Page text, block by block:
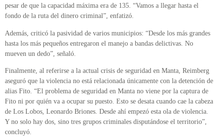
pesar de que la capacidad máxima era de 135. “Vamos a llegar hasta el
fondo de la ruta del dinero criminal”, enfatizó.
Además, criticó la pasividad de varios municipios: “Desde los más grandes
hasta los más pequeños entregaron el manejo a bandas delictivas. No
mueven un dedo”, señaló.
Finalmente, al referirse a la actual crisis de seguridad en Manta, Reimberg
aseguró que la violencia no está relacionada únicamente con la detención de
alias Fito. “El problema de seguridad en Manta no viene por la captura de
Fito ni por quién va a ocupar su puesto. Esto se desata cuando cae la cabeza
de Los Lobos, Leonardo Briones. Desde ahí empezó esta ola de violencia.
Y no solo hay dos, sino tres grupos criminales disputándose el territorio”,
concluyó.